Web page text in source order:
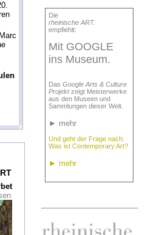
Die
rheinische ART.
empfiehlt:
Mit GOOGLE
ins Museum.
Das Google Arts & Culture
Projektzeigt Meisterwerke
aus den Museen und
Sammlungen dieser Welt.
► mehr
Und geht der Frage nach:
Was ist Contemporary Art?
► mehr
Marc
in